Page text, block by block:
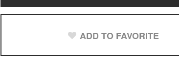
ADD TO FAVORITE